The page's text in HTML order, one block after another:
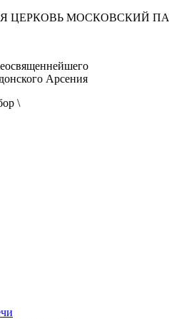
ЦЕРКОВЬ МОСКОВСКИЙ
Арсения